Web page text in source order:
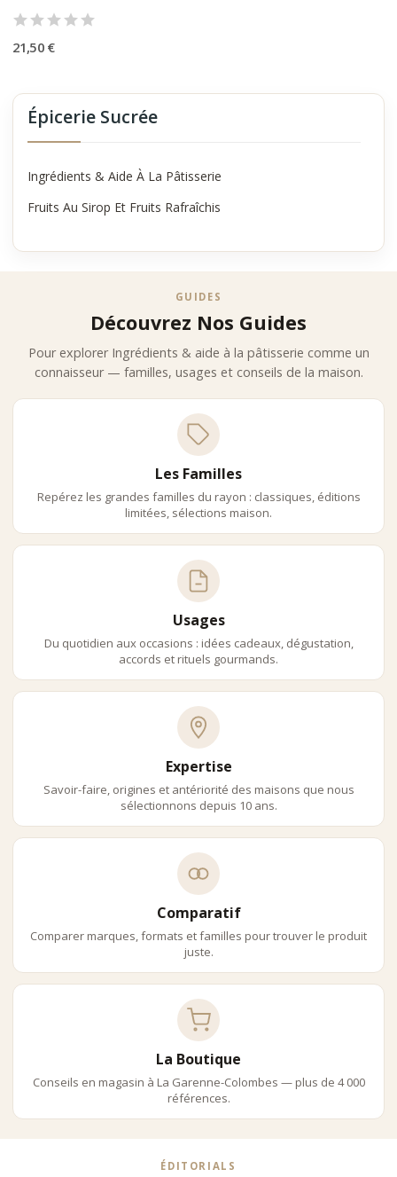
Épicerie Sucrée
Ingrédients & Aide À La Pâtisserie
Fruits Au Sirop Et Fruits Rafraîchis
•origine maîtrisée
• cohérence gustative
Chaque référence est choisie pour sa capacité à sublimer les
créations sucrées et salées.
Positionnement Comptoir Nourisson
d’ingrédients de pâtisserie premium, avec une sélection orientée
21,50 €
GUIDES
Découvrez Nos Guides
Pour explorer Ingrédients & aide à la pâtisserie comme un
connaisseur — familles, usages et conseils de la maison.
Les Familles
Repérez les grandes familles du rayon : classiques, éditions
limitées, sélections maison.
Usages
Du quotidien aux occasions : idées cadeaux, dégustation,
accords et rituels gourmands.
Expertise
Savoir-faire, origines et antériorité des maisons que nous
sélectionnons depuis 10 ans.
Comparatif
Comparer marques, formats et familles pour trouver le produit
juste.
La Boutique
Conseils en magasin à La Garenne-Colombes — plus de 4 000
références.
ÉDITORIALS